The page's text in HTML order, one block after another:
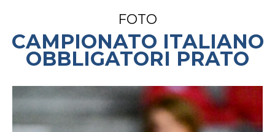
FOTO
CAMPIONATO ITALIANO
OBBLIGATORI PRATO